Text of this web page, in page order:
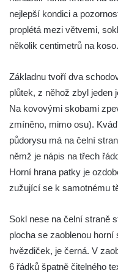
Centrální kříž hřbitova
Kříž u kostela svatého
Kříž na zahradě domu
Kříž u fary v Římově
Kříž u lípy Jana
Boží muka u hřbitova v
Centrální kříž hřbitova
Kříž poblíž domu čp.
Boží muka v Plavu
Kříž u Obrázku
Práchně
nejlepší kondici a
proplétá mezi větvemi,
několik centimetrů na koso.
Základnu tvoří dva
plůtek, z něhož zbyl jeden
Na kovovými skobami
zmíněno, mimo osu).
půdorysu má na čelní
němž je nápis na třech
Horní hrana patky je
zužující se k samotnému
Sokl nese na čelní straně
plocha se zaoblenou
hvězdiček, je černá. V
6 řádků špatně čitelného